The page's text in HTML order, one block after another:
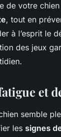
de votre
, tout en
à l’esprit le
des jeux
et
semble
les signes